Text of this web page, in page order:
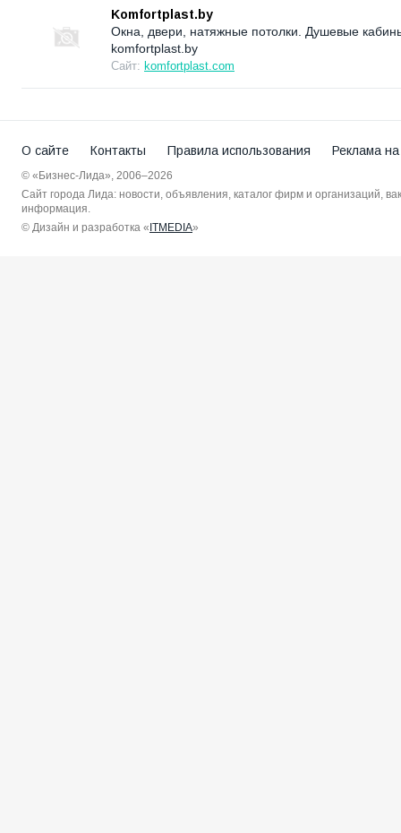
Komfortplast.by
Окна, двери, натяжные потолки. Душевые
komfortplast.by
Сайт: komfortplast.com
О сайте Контакты Правила использования Реклама
© «Бизнес-Лида», 2006–2026
Сайт города Лида: новости, объявления, каталог фирм и организаций,
информация.
© Дизайн и разработка « ITMEDIA»